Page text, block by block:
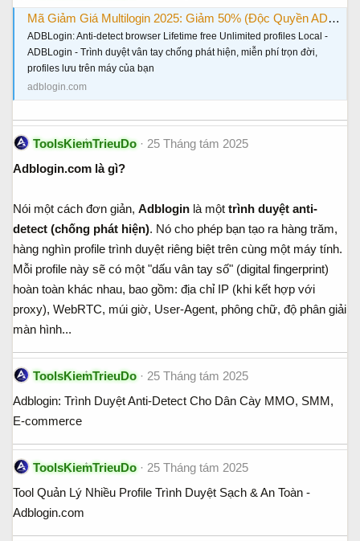
Mã Giảm Giá Multilogin 2025: Giảm 50% (Độc Quyền ADBLogin)
ADBLogin: Anti-detect browser Lifetime free Unlimited profiles Local -
ADBLogin - Trình duyệt vân tay chống phát hiện, miễn phí trọn đời,
profiles lưu trên máy của bạn
adblogin.com
ToolsKiemTrieuDo
25 Tháng tám 2025
Adblogin.com là gì?
Nói một cách đơn giản, Adblogin là một trình duyệt anti-
detect (chống phát hiện). Nó cho phép bạn tạo ra hàng trăm,
hàng nghìn profile trình duyệt riêng biệt trên cùng một máy tính.
Mỗi profile này sẽ có một "dấu vân tay số" (digital fingerprint)
hoàn toàn khác nhau, bao gồm: địa chỉ IP (khi kết hợp với
proxy), WebRTC, múi giờ, User-Agent, phông chữ, độ phân giải
màn hình...
ToolsKiemTrieuDo
25 Tháng tám 2025
Adblogin: Trình Duyệt Anti-Detect Cho Dân Cày MMO, SMM,
E-commerce
ToolsKiemTrieuDo
25 Tháng tám 2025
Tool Quản Lý Nhiều Profile Trình Duyệt Sạch & An Toàn -
Adblogin.com